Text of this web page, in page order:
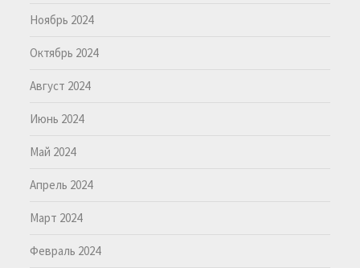
Ноябрь 2024
Октябрь 2024
Август 2024
Июнь 2024
Май 2024
Апрель 2024
Март 2024
Февраль 2024